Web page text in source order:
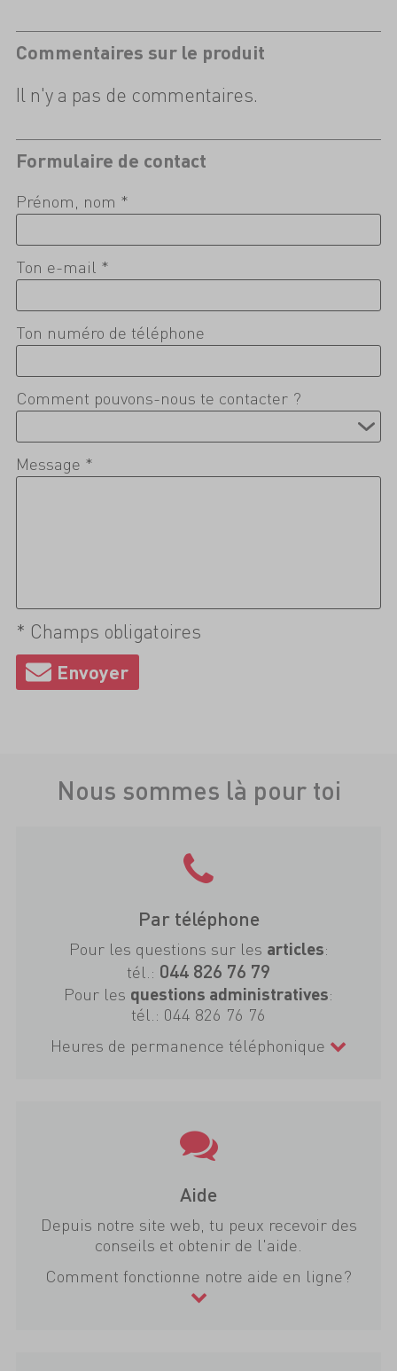
Commentaires sur le produit
Il n'y a pas de commentaires.
Formulaire de contact
Prénom, nom *
Ton e-mail *
Ton numéro de téléphone
Comment pouvons-nous te contacter ?
Message *
* Champs obligatoires
Nous sommes là pour toi
Par téléphone
Pour les questions sur les articles:
tél.: 044 826 76 79
Pour les questions administratives:
tél.: 044 826 76 76
Heures de permanence téléphonique
Aide
Depuis notre site web, tu peux recevoir des
conseils et obtenir de l'aide.
Comment fonctionne notre aide en ligne?